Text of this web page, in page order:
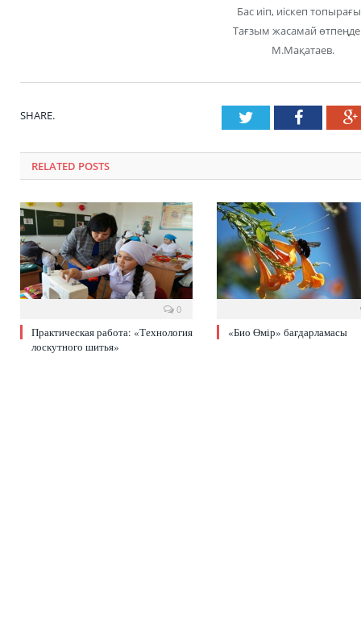
Бас иіп, иіскеп
Тағзым жасамай
М.Мақатаев.
SHARE. Twitter
RELATED POSTS
0
Практическая работа: «Технология
лоскутного шитья»
«Био Өмір» бағдарламасы